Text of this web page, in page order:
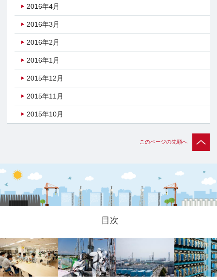
2016年4月
2016年3月
2016年2月
2016年1月
2015年12月
2015年11月
2015年10月
このページの先頭へ
目次